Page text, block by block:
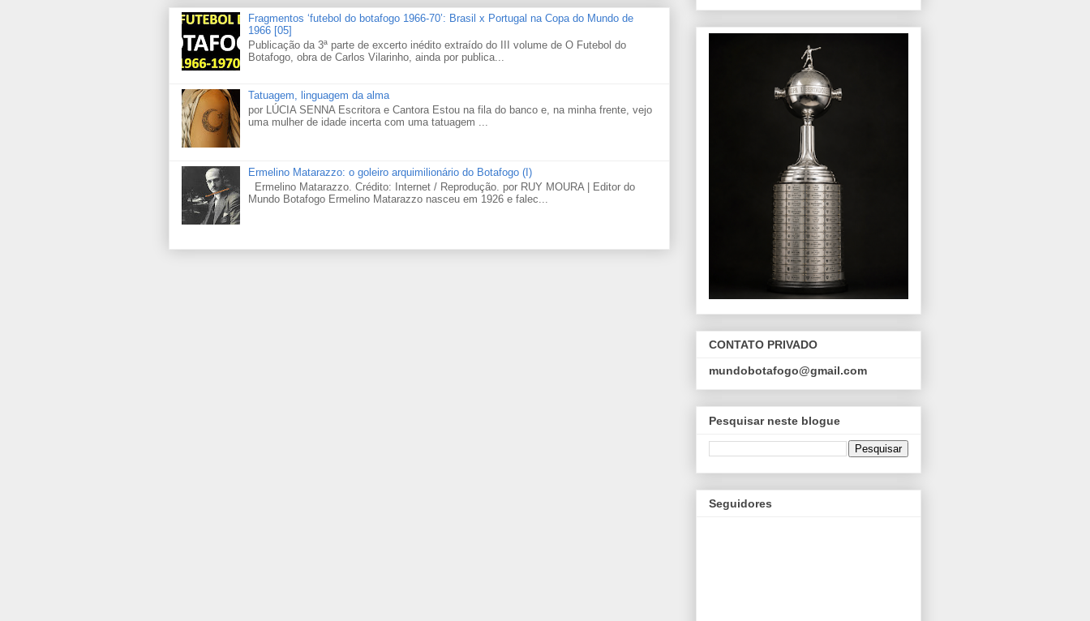
Fragmentos ‘futebol do botafogo 1966-70’: Brasil x Portugal na Copa do Mundo de
1966 [05]
Publicação da 3ª parte de excerto inédito extraído do III volume de O Futebol do
Botafogo, obra de Carlos Vilarinho, ainda por publica...
Tatuagem, linguagem da alma
por LÚCIA SENNA Escritora e Cantora Estou na fila do banco e, na minha frente, vejo
uma mulher de idade incerta com uma tatuagem ...
Ermelino Matarazzo: o goleiro arquimilionário do Botafogo (I)
Ermelino Matarazzo. Crédito: Internet / Reprodução. por RUY MOURA | Editor do
Mundo Botafogo Ermelino Matarazzo nasceu em 1926 e falec...
CONTATO PRIVADO
mundobotafogo@gmail.com
Pesquisar neste blogue
Seguidores